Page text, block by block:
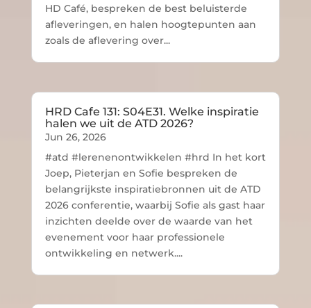
HD Café, bespreken de best beluisterde
afleveringen, en halen hoogtepunten aan
zoals de aflevering over...
HRD Cafe 131: S04E31. Welke inspiratie
halen we uit de ATD 2026?
Jun 26, 2026
#atd #lerenenontwikkelen #hrd In het kort
Joep, Pieterjan en Sofie bespreken de
belangrijkste inspiratiebronnen uit de ATD
2026 conferentie, waarbij Sofie als gast haar
inzichten deelde over de waarde van het
evenement voor haar professionele
ontwikkeling en netwerk....